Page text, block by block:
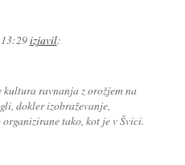
izjavil:
ravnanja z orožjem na
dokler izobraževanje,
tako, kot je v Švici.